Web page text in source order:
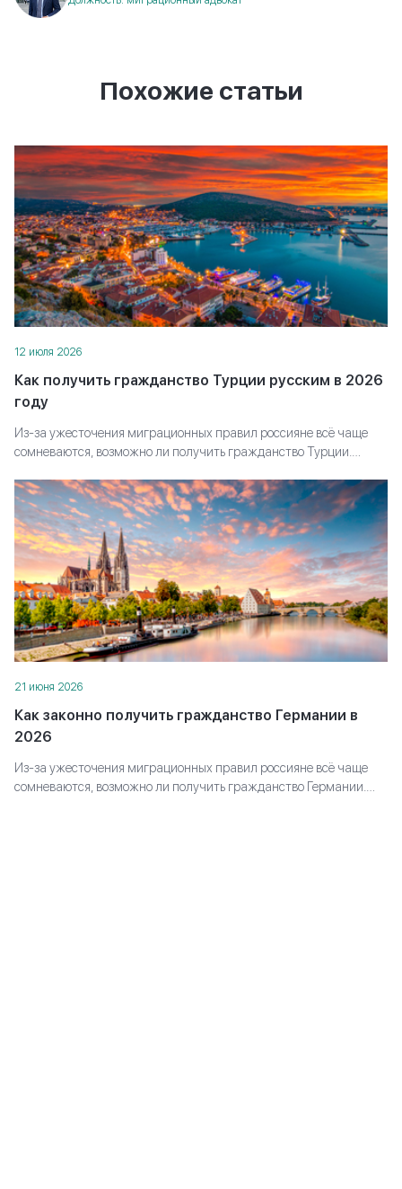
клиента и подберет оптимальный способ
Похожие статьи
12 июля 2026
Как получить гражданство Турции русским в 2026
году
Из-за ужесточения миграционных правил россияне всё чаще
сомневаются, возможно ли получить гражданство Турции.
придётся выполнить и как выстроить стратегию, чтобы дойти до
паспорта, а не застрять на полпути.
21 июня 2026
Как законно получить гражданство Германии в
2026
Из-за ужесточения миграционных правил россияне всё чаще
сомневаются, возможно ли получить гражданство Германии.